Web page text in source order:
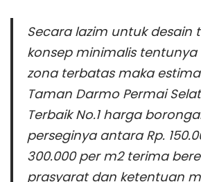
Secara lazim untuk desain
konsep minimalis
zona terbatas maka
Taman Darmo Permai
Terbaik No.1 harga
perseginya antara Rp.
300.000 per m2 terima
prasyarat dan ketentuan